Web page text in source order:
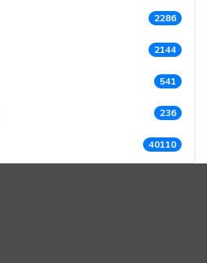
2286
2144
541
236
40110